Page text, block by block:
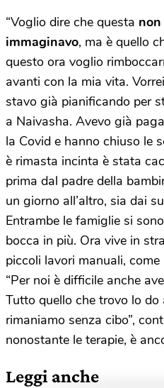
“Voglio dire che questa
immaginavo, ma è quello
questo ora voglio
avanti con la mia vita.
stavo già pianificando per
a Naivasha. Avevo già
la Covid e hanno chiuso le
è rimasta incinta è stata
prima dal padre della
un giorno all’altro, sia dai
Entrambe le famiglie si
bocca in più. Ora vive in
piccoli lavori manuali,
“Per noi è difficile anche
Tutto quello che trovo lo do
rimaniamo senza cibo”,
nonostante le terapie, è
Leggi anche